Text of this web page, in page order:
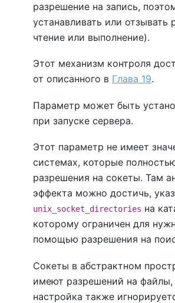
разрешение на запись,
устанавливать или отзывать
чтение или выполнение).
Этот механизм контроля
от описанного в Глава 19.
Параметр может быть
при запуске сервера.
Этот параметр не имеет
системах, которые
разрешения на сокеты. Там
эффекта можно достичь,
unix_socket_directories на
которому ограничен для
помощью разрешения на
Сокеты в абстрактном
имеют разрешений на файлы,
настройка также